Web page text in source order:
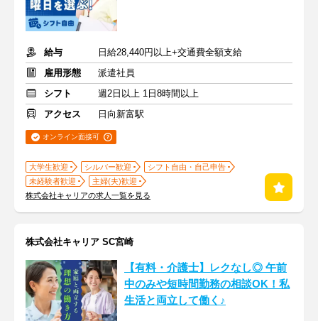
給与
日給28,440円以上+交通費全額支給
雇用形態
派遣社員
シフト
週2日以上 1日8時間以上
アクセス
日向新富駅
オンライン面接可
大学生歓迎 シルバー歓迎
シフト自由・自己申告
未経験者歓迎
主婦(夫)歓迎
株式会社キャリアの求人一覧を見る
株式会社キャリア SC宮崎
【有料・介護士】レクなし◎ 午前
中のみや短時間勤務の相談OK！私
生活と両立して働く♪